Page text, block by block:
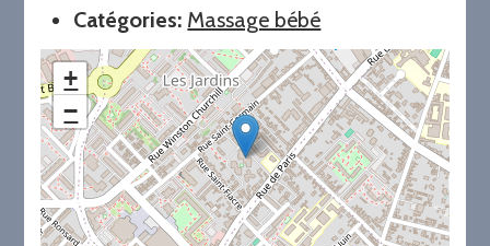
Catégories: Massage bébé
+
−